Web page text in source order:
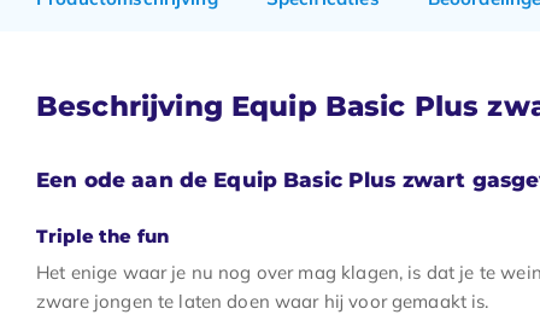
Beschrijving Equip Basic Plus
Een ode aan de Equip Basic Plus zwart
Triple the fun
Het enige waar je nu nog over mag klagen, is dat je te
zware jongen te laten doen waar hij voor gemaakt is.